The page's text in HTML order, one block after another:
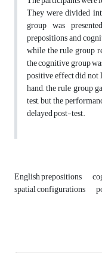
They were divided
group was
prepositions and
while the rule group
the cognitive group
positive effect did not
hand, the rule group
test, but the
delayed post-test.
English prepositions
spatial configurations